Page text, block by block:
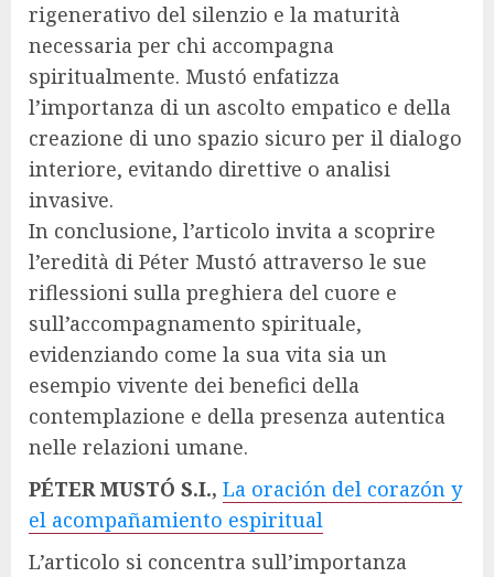
rigenerativo del silenzio e la maturità
necessaria per chi accompagna
spiritualmente. Mustó enfatizza
l’importanza di un ascolto empatico e della
creazione di uno spazio sicuro per il dialogo
interiore, evitando direttive o analisi
invasive.
In conclusione, l’articolo invita a scoprire
l’eredità di Péter Mustó attraverso le sue
riflessioni sulla preghiera del cuore e
sull’accompagnamento spirituale,
evidenziando come la sua vita sia un
esempio vivente dei benefici della
contemplazione e della presenza autentica
nelle relazioni umane.
PÉTER MUSTÓ S.I., La oración del corazón y
el acompañamiento espiritual
L’articolo si concentra sull’importanza